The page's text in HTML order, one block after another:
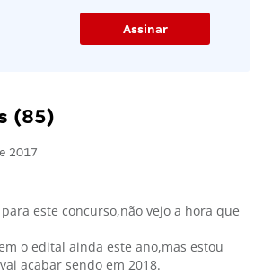
(85)
2017
este concurso,não vejo a hora que
o edital ainda este ano,mas estou
acabar sendo em 2018.